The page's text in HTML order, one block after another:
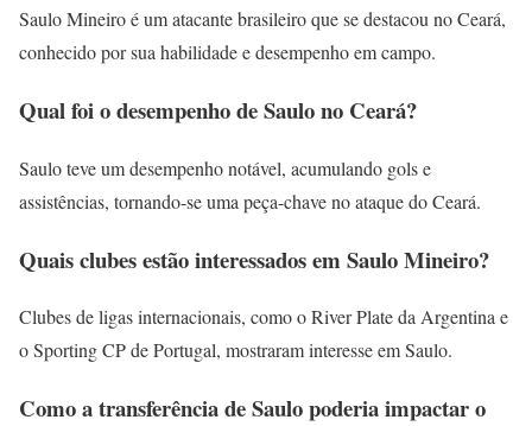
Saulo Mineiro é um atacante brasileiro que se destacou no Ceará,
conhecido por sua habilidade e desempenho em campo.
Qual foi o desempenho de Saulo no Ceará?
Saulo teve um desempenho notável, acumulando gols e
assistências, tornando-se uma peça-chave no ataque do Ceará.
Quais clubes estão interessados em Saulo Mineiro?
Clubes de ligas internacionais, como o River Plate da Argentina e
o Sporting CP de Portugal, mostraram interesse em Saulo.
Como a transferência de Saulo poderia impactar o